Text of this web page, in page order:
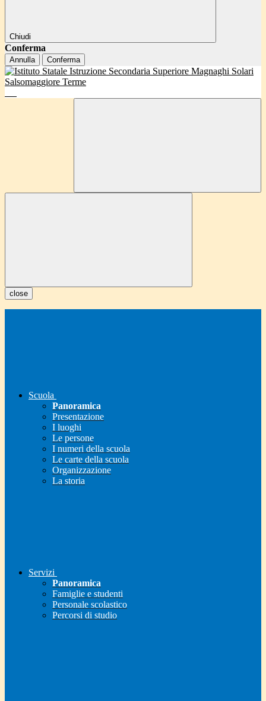
Chiudi
Conferma
Annulla Conferma
close
Scuola
Panoramica
Presentazione
I luoghi
Le persone
I numeri della scuola
Le carte della scuola
Organizzazione
La storia
Servizi
Panoramica
Famiglie e studenti
Personale scolastico
Percorsi di studio